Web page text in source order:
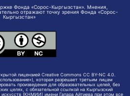
Фонда «Сорос-Кыргызстан». Мнения,
отражают точку зрения Фонда «Сорос-
Кыргызстан»
лицензией Creative Commons CC BY-NC 4.0.
которая разрешает третьим лицам
произведения для образовательных целей, без
целях, с обязательной ссылкой на Кыргызский
искусств (КНМИИ) имени Гапара Айтиева при этом все